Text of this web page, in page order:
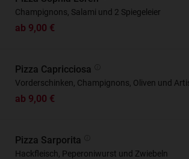
Champignons, Salami und 2 Spiegeleier
ab 9,00 €
Pizza Capricciosa
Vorderschinken, Champignons, Oliven und
ab 9,00 €
Pizza Sarporita
Hackfleisch, Peperoniwurst und Zwiebeln